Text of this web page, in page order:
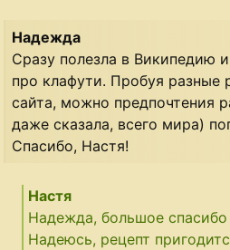
Надежда
Сразу полезла в Википедию
про клафути. Пробуя разные
сайта, можно предпочтения
даже сказала, всего мира)
Спасибо, Настя!
Настя
Надежда, большое
Надеюсь, рецепт